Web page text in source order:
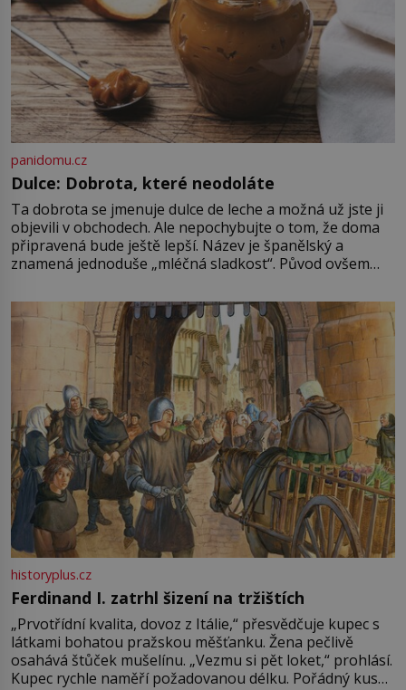
panidomu.cz
Dulce: Dobrota, které neodoláte
Ta dobrota se jmenuje dulce de leche a možná už jste ji
objevili v obchodech. Ale nepochybujte o tom, že doma
připravená bude ještě lepší. Název je španělský a
znamená jednoduše „mléčná sladkost“. Původ ovšem
pře hned několik latinskoamerických zemí a k tomu
Francie, kde se traduje,
historyplus.cz
Ferdinand I. zatrhl šizení na tržištích
„Prvotřídní kvalita, dovoz z Itálie,“ přesvědčuje kupec s
látkami bohatou pražskou měšťanku. Žena pečlivě
osahává štůček mušelínu. „Vezmu si pět loket,“ prohlásí.
Kupec rychle naměří požadovanou délku. Pořádný kus